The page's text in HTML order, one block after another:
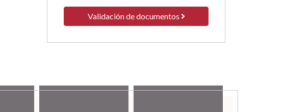
Validación de documentos